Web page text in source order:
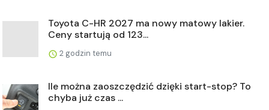
Toyota C-HR 2027 ma nowy matowy lakier.
Ceny startują od 123...
2 godzin temu
Ile można zaoszczędzić dzięki start-stop? To
chyba już czas ...